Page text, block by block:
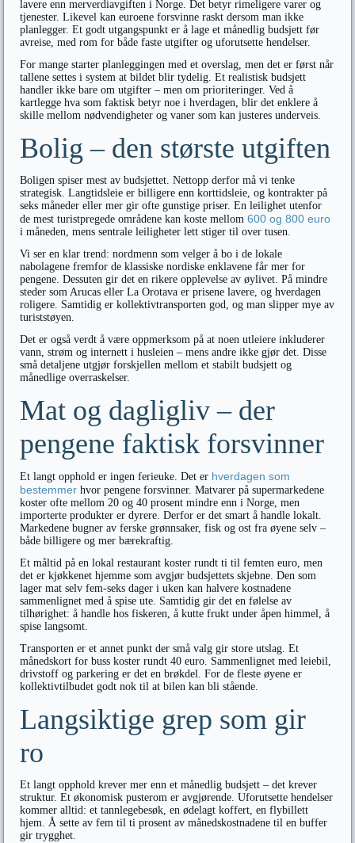
lavere enn merverdiavgiften i Norge. Det betyr rimeligere varer og
tjenester. Likevel kan euroene forsvinne raskt dersom man ikke
planlegger. Et godt utgangspunkt er å lage et månedlig budsjett før
avreise, med rom for både faste utgifter og uforutsette hendelser.
For mange starter planleggingen med et overslag, men det er først når
tallene settes i system at bildet blir tydelig. Et realistisk budsjett
handler ikke bare om utgifter – men om prioriteringer. Ved å
kartlegge hva som faktisk betyr noe i hverdagen, blir det enklere å
skille mellom nødvendigheter og vaner som kan justeres underveis.
Bolig – den største utgiften
Boligen spiser mest av budsjettet. Nettopp derfor må vi tenke
strategisk. Langtidsleie er billigere enn korttidsleie, og kontrakter på
seks måneder eller mer gir ofte gunstige priser. En leilighet utenfor
de mest turistpregede områdene kan koste mellom600 og 800 euro
i måneden, mens sentrale leiligheter lett stiger til over tusen.
Vi ser en klar trend: nordmenn som velger å bo i de lokale
nabolagene fremfor de klassiske nordiske enklavene får mer for
pengene. Dessuten gir det en rikere opplevelse av øylivet. På mindre
steder som Arucas eller La Orotava er prisene lavere, og hverdagen
roligere. Samtidig er kollektivtransporten god, og man slipper mye av
turiststøyen.
Det er også verdt å være oppmerksom på at noen utleiere inkluderer
vann, strøm og internett i husleien – mens andre ikke gjør det. Disse
små detaljene utgjør forskjellen mellom et stabilt budsjett og
månedlige overraskelser.
Mat og dagligliv – der
pengene faktisk forsvinner
Et langt opphold er ingen ferieuke. Det er hverdagen som
bestemmer hvor pengene forsvinner. Matvarer på supermarkedene
koster ofte mellom 20 og 40 prosent mindre enn i Norge, men
importerte produkter er dyrere. Derfor er det smart å handle lokalt.
Markedene bugner av ferske grønnsaker, fisk og ost fra øyene selv –
både billigere og mer bærekraftig.
Et måltid på en lokal restaurant koster rundt ti til femten euro, men
det er kjøkkenet hjemme som avgjør budsjettets skjebne. Den som
lager mat selv fem-seks dager i uken kan halvere kostnadene
sammenlignet med å spise ute. Samtidig gir det en følelse av
tilhørighet: å handle hos fiskeren, å kutte frukt under åpen himmel, å
spise langsomt.
Transporten er et annet punkt der små valg gir store utslag. Et
månedskort for buss koster rundt 40 euro. Sammenlignet med leiebil,
drivstoff og parkering er det en brøkdel. For de fleste øyene er
kollektivtilbudet godt nok til at bilen kan bli stående.
Langsiktige grep som gir
ro
Et langt opphold krever mer enn et månedlig budsjett – det krever
struktur. Et økonomisk pusterom er avgjørende. Uforutsette hendelser
kommer alltid: et tannlegebesøk, en ødelagt koffert, en flybillett
hjem. Å sette av fem til ti prosent av månedskostnadene til en buffer
gir trygghet.